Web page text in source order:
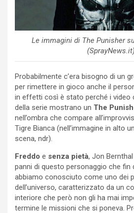
Le immagini di The Punisher
(SprayNews.it)
Probabilmente c’era bisogno di un
per rimettere in gioco anche il
in effetti così è stato perché i video
della serie mostrano un The
nell’ombra che compare
Tigre Bianca (nell’immagine in alto
scena, ndr).
Freddo e senza pietà, Jon
panni di questo personaggio che
abbiamo conosciuto come uno dei
dell’universo, caratterizzato da un
interiore che però non gli ha mai
termine le missioni che si poneva.